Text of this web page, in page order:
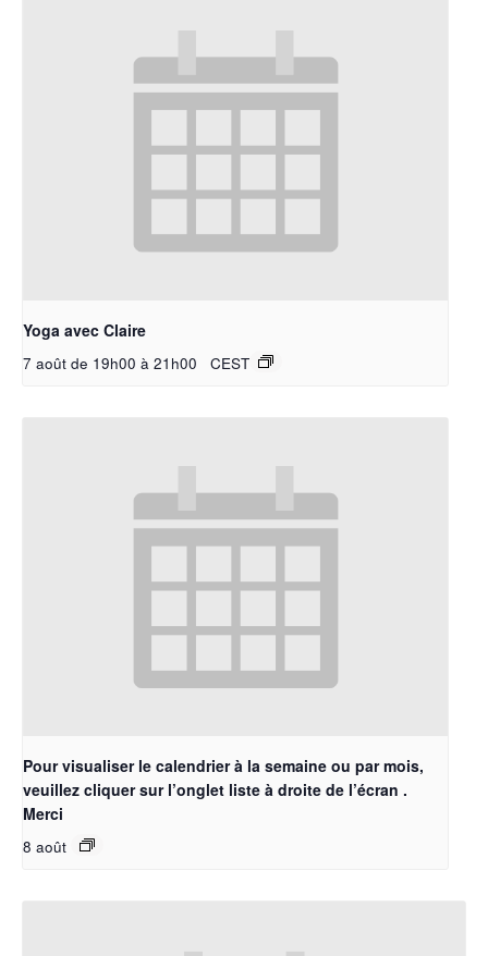
Yoga avec Claire
7 août de 19h00 à 21h00 CEST
Pour visualiser le calendrier à la semaine ou par mois,
veuillez cliquer sur l’onglet liste à droite de l’écran .
Merci
8 août